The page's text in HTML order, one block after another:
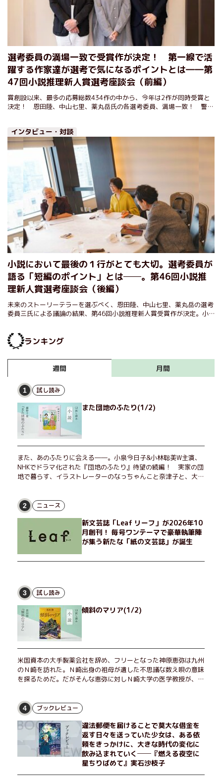
選考委員の満場一致で受賞作が決定！ 第一線で活
躍する作家達が選考で気になるポイントとは――第
47回小説推理新人賞選考座談会（前編）
賞創設以来、最多の応募総数434作の中から、今年は2作が同時受賞と
決定！ 恩田陸、中山七里、薬丸岳氏の各選考委員、満場一致！ 警察
インタビュー・対談
小説において最後の１行がとても大切。選考委員が
語る「短編のポイント」とは──。第46回小説推
理新人賞選考座談会（後編）
未来のストーリーテラーを選ぶべく、恩田陸、中山七里、薬丸岳の選考
委員三氏による議論の結果、第46回小説推理新人賞受賞作が決定。小
ランキング
週間 月間
1 試し読み
また団地のふたり(1/2)
また、あのふたりに会える――。小泉今日子&小林聡美W主演、
NHKでドラマ化された『団地のふたり』待望の続編！ 実家の団
地で暮らす、イラストレーターのなっちゃんこと奈津子と、大学
げたり、部屋でふたりだけの「台湾映画祭」を催したり。50代
独身、幼なじみの変わらぬ友情とささやかな幸せの日々を描く。
2 ニュース
新文芸誌「Leaf リーフ」が2026年10
月創刊！ 毎号ワンテーマで豪華執筆陣
が集う新たな「紙の文芸誌」が誕生
3 試し読み
傾斜のマリア(1/2)
米国資本の大手製薬会社を辞め、フリーとなった神原恵弥は九州
のＮ崎を訪れた。Ｎ崎出身の祖母が遺した不思議な数え唄の意味
を探るためだ。だがそんな恵弥に対しＮ崎大学の医学教授が、米
恵弥は、まるで影のような存在の博士とまみえることはできるの
か？ そして、唄の歌詞「かたむくマリア」に込められた秘密と
は？ 謎めいたラストが鮮烈な余韻を残すシリーズ第四作！
4 ブックレビュー
違法郵便を届けることで莫大な借金を
返す日々を送っていた少女は、ある依
頼をきっかけに、大きな時代の変化に
飲み込まれていく──『燃える夜空に
星ちりばめて』実石沙枝子